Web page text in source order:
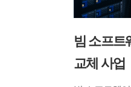
빔 소프트
교체 사업